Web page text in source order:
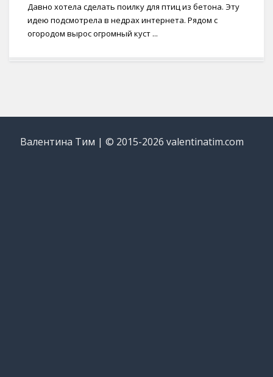
Давно хотела сделать поилку для птиц из бетона. Эту
идею подсмотрела в недрах интернета. Рядом с
огородом вырос огромный куст ...
Валентина Тим | © 2015-2026 valentinatim.com